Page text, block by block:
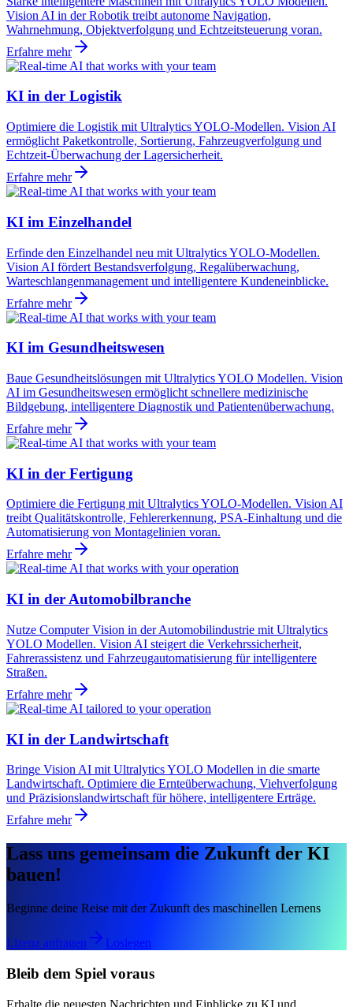
Vision AI in der Robotik treibt autonome Navigation,
Wahrnehmung, Objektverfolgung und Echtzeitsteuerung voran.
Erfahre mehr
KI in der Logistik
Optimiere die Logistik mit Ultralytics YOLO-Modellen. Vision AI
ermöglicht Paketkontrolle, Sortierung, Fahrzeugverfolgung und
Echtzeit-Überwachung der Lagersicherheit.
Erfahre mehr
KI im Einzelhandel
Erfinde den Einzelhandel neu mit Ultralytics YOLO-Modellen.
Vision AI fördert Bestandsverfolgung, Regalüberwachung,
Warteschlangenmanagement und intelligentere Kundeneinblicke.
Erfahre mehr
KI im Gesundheitswesen
Baue Gesundheitslösungen mit Ultralytics YOLO Modellen. Vision
AI im Gesundheitswesen ermöglicht schnellere medizinische
Bildgebung, intelligentere Diagnostik und Patientenüberwachung.
Erfahre mehr
KI in der Fertigung
Optimiere die Fertigung mit Ultralytics YOLO-Modellen. Vision AI
treibt Qualitätskontrolle, Fehlererkennung, PSA-Einhaltung und die
Automatisierung von Montagelinien voran.
Erfahre mehr
KI in der Automobilbranche
Nutze Computer Vision in der Automobilindustrie mit Ultralytics
YOLO Modellen. Vision AI steigert die Verkehrssicherheit,
Fahrerassistenz und Fahrzeugautomatisierung für intelligentere
Straßen.
Erfahre mehr
KI in der Landwirtschaft
Bringe Vision AI mit Ultralytics YOLO Modellen in die smarte
Landwirtschaft. Optimiere die Ernteüberwachung, Viehverfolgung
und Präzisionslandwirtschaft für höhere, intelligentere Erträge.
Erfahre mehr
Lass uns gemeinsam die Zukunft der KI
bauen!
Beginne deine Reise mit der Zukunft des maschinellen Lernens
Lizenz anfragen Loslegen
Bleib dem Spiel voraus
Erhalte die neuesten Nachrichten und Einblicke zu KI und